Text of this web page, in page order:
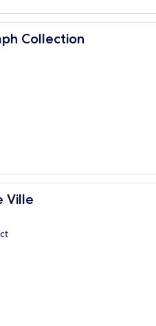
Collection
Ville